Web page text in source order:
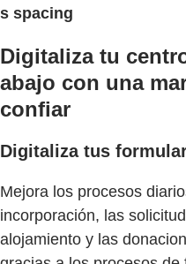
s spacing
Digitaliza tu
abajo con una
confiar
Digitaliza tus
Mejora los procesos
incorporación, las
alojamiento y las